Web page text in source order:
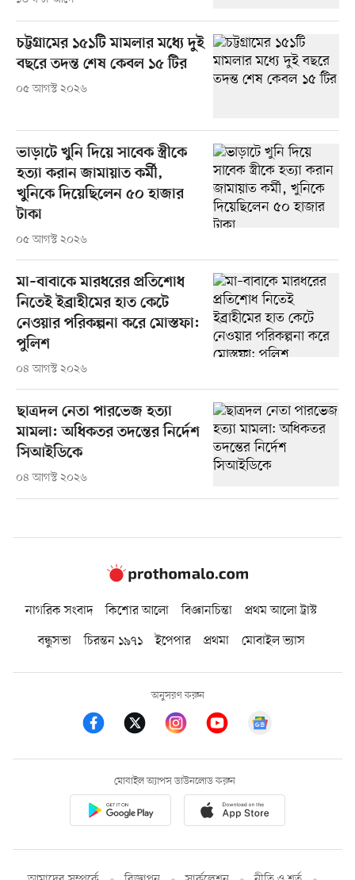
চট্টগ্রামের ১৫১টি মামলার মধ্যে দুই
বছরে তদন্ত শেষ কেবল ১৫ টির
০৫ আগস্ট ২০২৬
ভাড়াটে খুনি দিয়ে সাবেক স্ত্রীকে
হত্যা করান জামায়াত কর্মী,
খুনিকে দিয়েছিলেন ৫০ হাজার
টাকা
০৫ আগস্ট ২০২৬
মা–বাবাকে মারধরের প্রতিশোধ
নিতেই ইব্রাহীমের হাত কেটে
নেওয়ার পরিকল্পনা করে মোস্তফা:
পুলিশ
০৪ আগস্ট ২০২৬
ছাত্রদল নেতা পারভেজ হত্যা
মামলা: অধিকতর তদন্তের নির্দেশ
সিআইডিকে
০৪ আগস্ট ২০২৬
নাগরিক সংবাদ কিশোর আলো বিজ্ঞানচিন্তা
প্রথম আলো ট্রাস্ট
বন্ধুসভা
চিরন্তন ১৯৭১ ইপেপার প্রথমা মোবাইল ভ্যাস
অনুসরণ করুন
মোবাইল অ্যাপস ডাউনলোড করুন